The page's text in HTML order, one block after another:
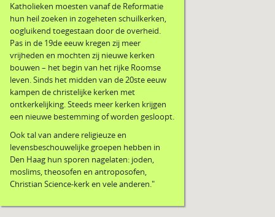
Katholieken moesten vanaf de Reformatie
hun heil zoeken in zogeheten schuilkerken,
oogluikend toegestaan door de overheid.
Pas in de 19de eeuw kregen zij meer
vrijheden en mochten zij nieuwe kerken
bouwen – het begin van het rijke Roomse
leven. Sinds het midden van de 20ste eeuw
kampen de christelijke kerken met
ontkerkelijking. Steeds meer kerken krijgen
een nieuwe bestemming of worden gesloopt.
Ook tal van andere religieuze en
levensbeschouwelijke groepen hebben in
Den Haag hun sporen nagelaten: joden,
moslims, theosofen en antroposofen,
Christian Science-kerk en vele anderen."